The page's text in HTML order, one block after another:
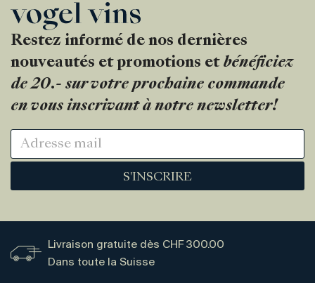
Restez informé de nos dernières
nouveautés et promotions et bénéficiez
de 20.- sur votre prochaine commande
en vous inscrivant à notre newsletter!
S'INSCRIRE
Livraison gratuite dès CHF 300.00
Dans toute la Suisse